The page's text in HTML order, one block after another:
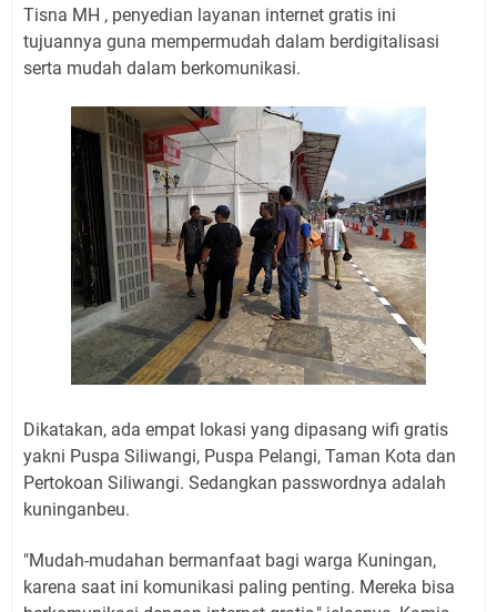
Tisna MH , penyedian layanan internet gratis ini
tujuannya guna mempermudah dalam berdigitalisasi
serta mudah dalam berkomunikasi.
Dikatakan, ada empat lokasi yang dipasang wifi gratis
yakni Puspa Siliwangi, Puspa Pelangi, Taman Kota dan
Pertokoan Siliwangi. Sedangkan passwordnya adalah
kuninganbeu.
"Mudah-mudahan bermanfaat bagi warga Kuningan,
karena saat ini komunikasi paling penting. Mereka bisa